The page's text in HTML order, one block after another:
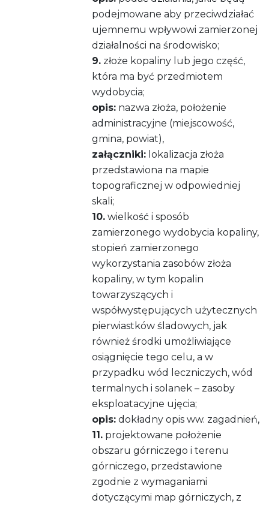
podejmowane aby przeciwdziałać
ujemnemu wpływowi zamierzonej
działalności na środowisko;
9. złoże kopaliny lub jego część,
która ma być przedmiotem
wydobycia;
opis: nazwa złoża, położenie
administracyjne (miejscowość,
gmina, powiat),
załączniki: lokalizacja złoża
przedstawiona na mapie
topograficznej w odpowiedniej
skali;
10. wielkość i sposób
zamierzonego wydobycia kopaliny,
stopień zamierzonego
wykorzystania zasobów złoża
kopaliny, w tym kopalin
towarzyszących i
współwystępujących użytecznych
pierwiastków śladowych, jak
również środki umożliwiające
osiągnięcie tego celu, a w
przypadku wód leczniczych, wód
termalnych i solanek – zasoby
eksploatacyjne ujęcia;
opis: dokładny opis ww. zagadnień,
11. projektowane położenie
obszaru górniczego i terenu
górniczego, przedstawione
zgodnie z wymaganiami
dotyczącymi map górniczych, z